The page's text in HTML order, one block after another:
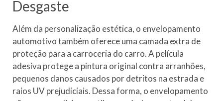
Desgaste
Além da personalização estética, o envelopamento
automotivo também oferece uma camada extra de
proteção para a carroceria do carro. A película
adesiva protege a pintura original contra arranhões,
pequenos danos causados por detritos na estrada e
raios UV prejudiciais. Dessa forma, o envelopamento